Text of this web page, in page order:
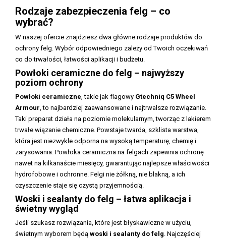
Rodzaje zabezpieczenia felg – co
wybrać?
W naszej ofercie znajdziesz dwa główne rodzaje produktów do
ochrony felg. Wybór odpowiedniego zależy od Twoich oczekiwań
co do trwałości, łatwości aplikacji i budżetu.
Powłoki ceramiczne do felg – najwyższy
poziom ochrony
Powłoki ceramiczne, takie jak flagowy Gtechniq C5 Wheel
Armour, to najbardziej zaawansowane i najtrwalsze rozwiązanie.
Taki preparat działa na poziomie molekularnym, tworząc z lakierem
trwałe wiązanie chemiczne. Powstaje twarda, szklista warstwa,
która jest niezwykle odporna na wysoką temperaturę, chemię i
zarysowania. Powłoka ceramiczna na felgach zapewnia ochronę
nawet na kilkanaście miesięcy, gwarantując najlepsze właściwości
hydrofobowe i ochronne. Felgi nie żółkną, nie blakną, a ich
czyszczenie staje się czystą przyjemnością.
Woski i sealanty do felg – łatwa aplikacja i
świetny wygląd
Jeśli szukasz rozwiązania, które jest błyskawiczne w użyciu,
świetnym wyborem będą woski i sealanty do felg. Najczęściej